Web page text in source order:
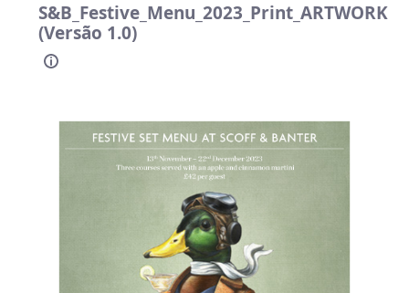
S&B_Festive_Menu_2023_Print_ARTWORK
(Versão 1.0)